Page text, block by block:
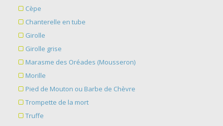
Cèpe
Chanterelle en tube
Girolle
Girolle grise
Marasme des Oréades (Mousseron)
Morille
Pied de Mouton ou Barbe de Chèvre
Trompette de la mort
Truffe